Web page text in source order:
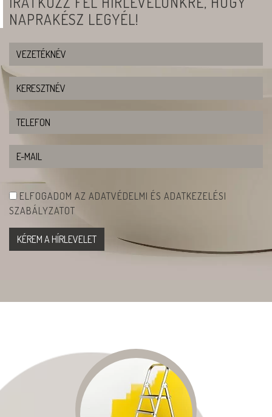
NAPRAKÉSZ LEGYÉL!
ELFOGADOM AZ ADATVÉDELMI ÉS ADATKEZELÉSI
SZABÁLYZATOT